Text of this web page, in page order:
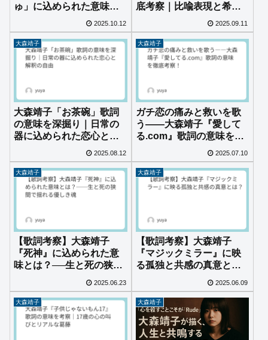
ゅ」に込められた意味と
は？混ざり合う感情の正
体に迫る
2025.10.12
底考察｜比喩表現と希望
のメッセージを読み解く
2025.09.11
大森靖子
大森靖子「お茶碗」歌詞
の意味を深掘り｜日常の
器に込められた恋心と解
2025.08.12
大森靖子
ガチ恋の痛みと救いを歌
う――大森靖子『愛して
る.com』歌詞の意味を徹
2025.07.10
大森靖子
【歌詞考察】大森靖子
『死神』に込められた意
味とは？──生と死の狭間
2025.06.23
大森靖子
【歌詞考察】大森靖子
『マジックミラー』に映
る孤独と共感の真意と
2025.06.09
大森靖子 大森靖子